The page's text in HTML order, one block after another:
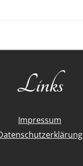
Links
Impressum